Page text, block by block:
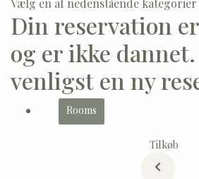
Vælg en af nedenstående kategorier
Din reservation
og er ikke
venligst en ny
Rooms
Tilkøb